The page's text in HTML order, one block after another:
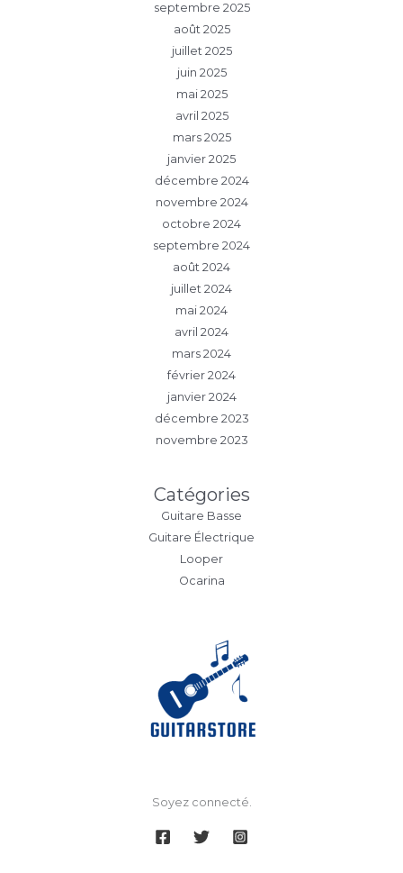
septembre 2025
août 2025
juillet 2025
juin 2025
mai 2025
avril 2025
mars 2025
janvier 2025
décembre 2024
novembre 2024
octobre 2024
septembre 2024
août 2024
juillet 2024
mai 2024
avril 2024
mars 2024
février 2024
janvier 2024
décembre 2023
novembre 2023
Catégories
Guitare Basse
Guitare Électrique
Looper
Ocarina
Soyez connecté.